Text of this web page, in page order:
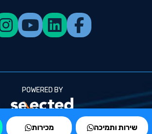
שירות ותמיכה מכירות
POWERED BY
נוכחות